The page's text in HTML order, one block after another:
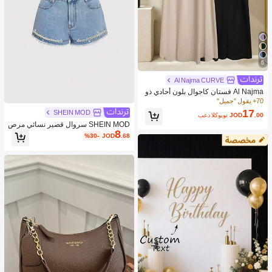
6
Al Najma CURVE
Al Najma فستان كاجوال بلون أحادي ذو
70+ يقول "جميل"
JOD17 .00 بعد الكوبون SHEIN MOD
SHEIN MOD سروال قصير نسائي مرص
ع بالراين والخرز الزجاجي وباللون الجينز
JOD8.68
%30-